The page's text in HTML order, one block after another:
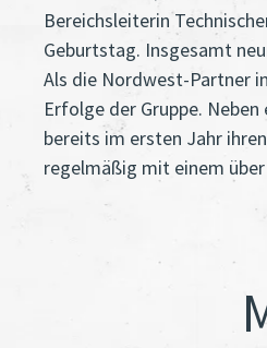
Bereichsleiterin
Geburtstag. Insgesamt
Als die Nordwest-Partner
Erfolge der Gruppe.
bereits im ersten Jahr
regelmäßig mit einem